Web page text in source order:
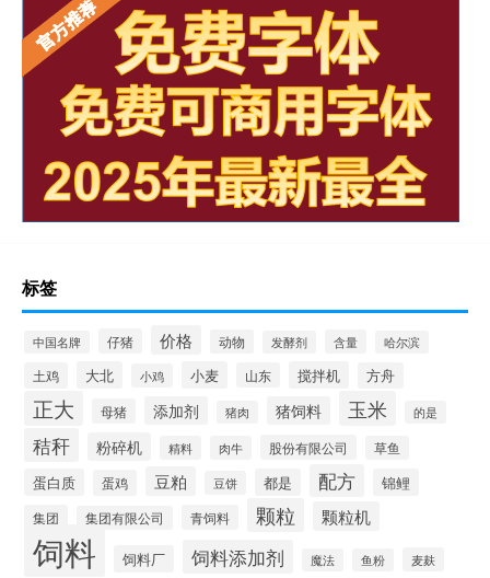
标签
中国名牌 仔猪 价格 动物 发酵剂 含量 哈尔滨
土鸡 大北 小鸡 小麦 山东 搅拌机 方舟
正大 母猪 添加剂 猪肉 猪饲料 玉米 的是
秸秆 粉碎机 精料 肉牛 股份有限公司 草鱼
蛋白质 蛋鸡 豆粕 豆饼 都是 配方 锦鲤
集团 集团有限公司 青饲料 颗粒 颗粒机
饲料 饲料厂 饲料添加剂 魔法 鱼粉 麦麸